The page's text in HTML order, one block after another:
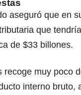
aseguró que en
que
de $33 billones.
recoge muy poco
interno bruto,